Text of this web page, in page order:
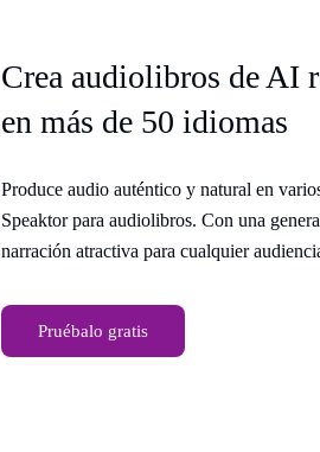
Crea audiolibros de AI
en más de 50 idiomas
Produce audio auténtico y natural en
Speaktor para audiolibros. Con una
narración atractiva para cualquier
Pruébalo gratis